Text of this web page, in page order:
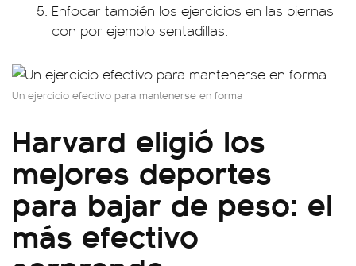
Enfocar también los ejercicios en las piernas
con por ejemplo sentadillas.
Un ejercicio efectivo para mantenerse en forma
Harvard eligió los
mejores deportes
para bajar de peso: el
más efectivo